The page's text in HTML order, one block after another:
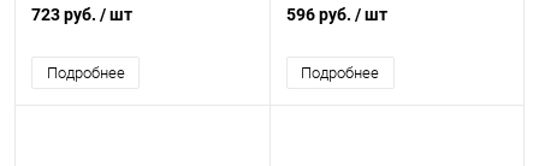
2,0-2 холоднокатанная сталь с
5005
723 руб. / шт
Подробнее
1,0-2 холоднокатанная сталь с
5005
596 руб. / шт
Подробнее